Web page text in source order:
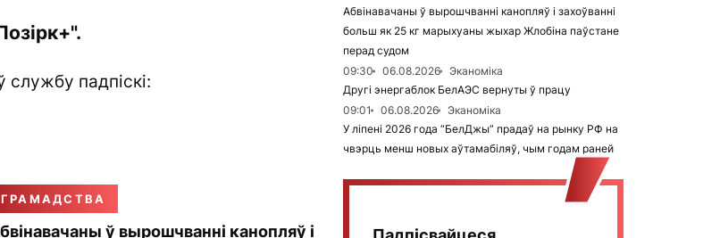
службу падпіскі:
ГРАМАДСТВА
ў вырошчванні канопляў і
Абвінавачаны ў вырошчванні канопляў і захоўванні
больш як 25 кг марыхуаны жыхар Жлобіна паўстане
перад судом
09:30
06.08.2026
Эканоміка
Другі энергаблок БелАЭС вернуты ў працу
09:01
06.08.2026
Эканоміка
У ліпені 2026 года “БелДжы” прадаў на рынку РФ на
чвэрць менш новых аўтамабіляў, чым годам раней